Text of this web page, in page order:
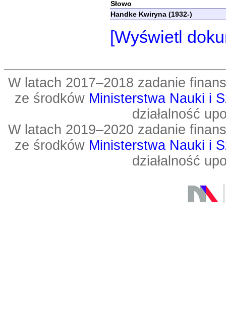
Słowo
Handke Kwiryna (1932-)
[Wyświetl
W latach 2017–2018 zadanie
ze środków Ministerstwa Nauki i
działalność
W latach 2019–2020 zadanie
ze środków Ministerstwa Nauki i
działalność